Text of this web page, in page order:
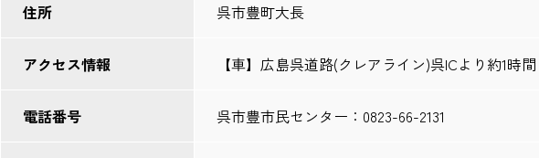
住所 呉市豊町大長
アクセス情報 【車】広島呉道路(クレアライン)呉ICより約1時間
電話番号 呉市豊市民センター：0823-66-2131